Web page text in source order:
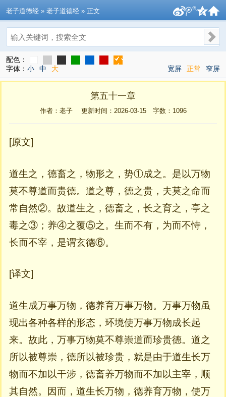
老子道德经 » 老子道德经 » 正文
搜索
配色：
字体： 小 中 大 宽屏 正常 窄屏
第五十一章
作者：老子 更新时间：2026-03-15 字数： 1096
[原文]
道生之，德畜之，物形之，势①成之。是以万物
莫不尊道而贵德。道之尊，德之贵，夫莫之命而
常自然②。故道生之，德畜之，长之育之，亭之
毒之③；养④之覆⑤之。生而不有，为而不恃，
长而不宰，是谓玄德⑥。
[译文]
道生成万事万物，德养育万事万物。万事万物虽
现出各种各样的形态，环境使万事万物成长起
来。故此，万事万物莫不尊崇道而珍贵德。道之
所以被尊崇，德所以被珍贵，就是由于道生长万
物而不加以干涉，德畜养万物而不加以主宰，顺
其自然。因而，道生长万物，德养育万物，使万